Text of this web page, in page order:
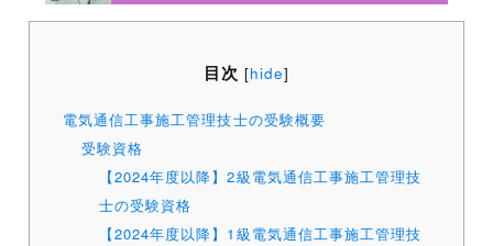
目次 [hide]
電気通信工事施工管理技士の受験概要
受験資格
【2024年度以降】2級電気通信工事施工管理技
士の受験資格
【2024年度以降】1級電気通信工事施工管理技